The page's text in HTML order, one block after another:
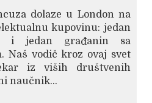
dolaze u London na
kupovinu: jedan
i jedan građanin sa
Naš vodič kroz ovaj svet
iz viših društvenih
naučnik...